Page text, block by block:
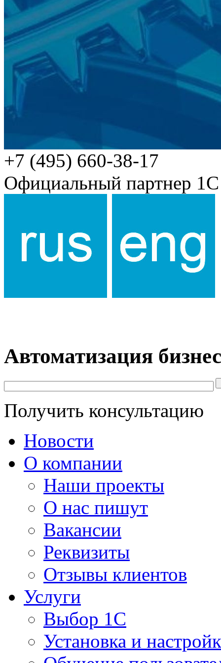
+7 (495) 660-38-17
Официальный партнер 1С
Автоматизация
Получить консультацию
Новости
О компании
Наши проекты
О нас пишут
Вакансии
Реквизиты
Отзывы клиентов
Услуги
Выбор 1С
Установка и